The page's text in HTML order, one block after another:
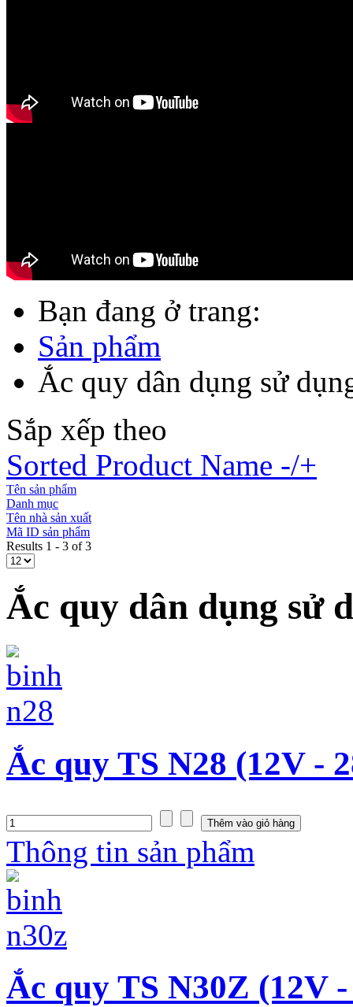
Bạn đang ở trang:
Sản phẩm
Ắc quy dân dụng sử
Sắp xếp theo
Sorted Product Name -/+
Tên sản phẩm
Danh mục
Tên nhà sản xuất
Mã ID sản phẩm
Results 1 - 3 of 3
Ắc quy dân dụng sử
Ắc quy TS N28 (12V -
Thông tin sản phẩm
Ắc quy TS N30Z (12V